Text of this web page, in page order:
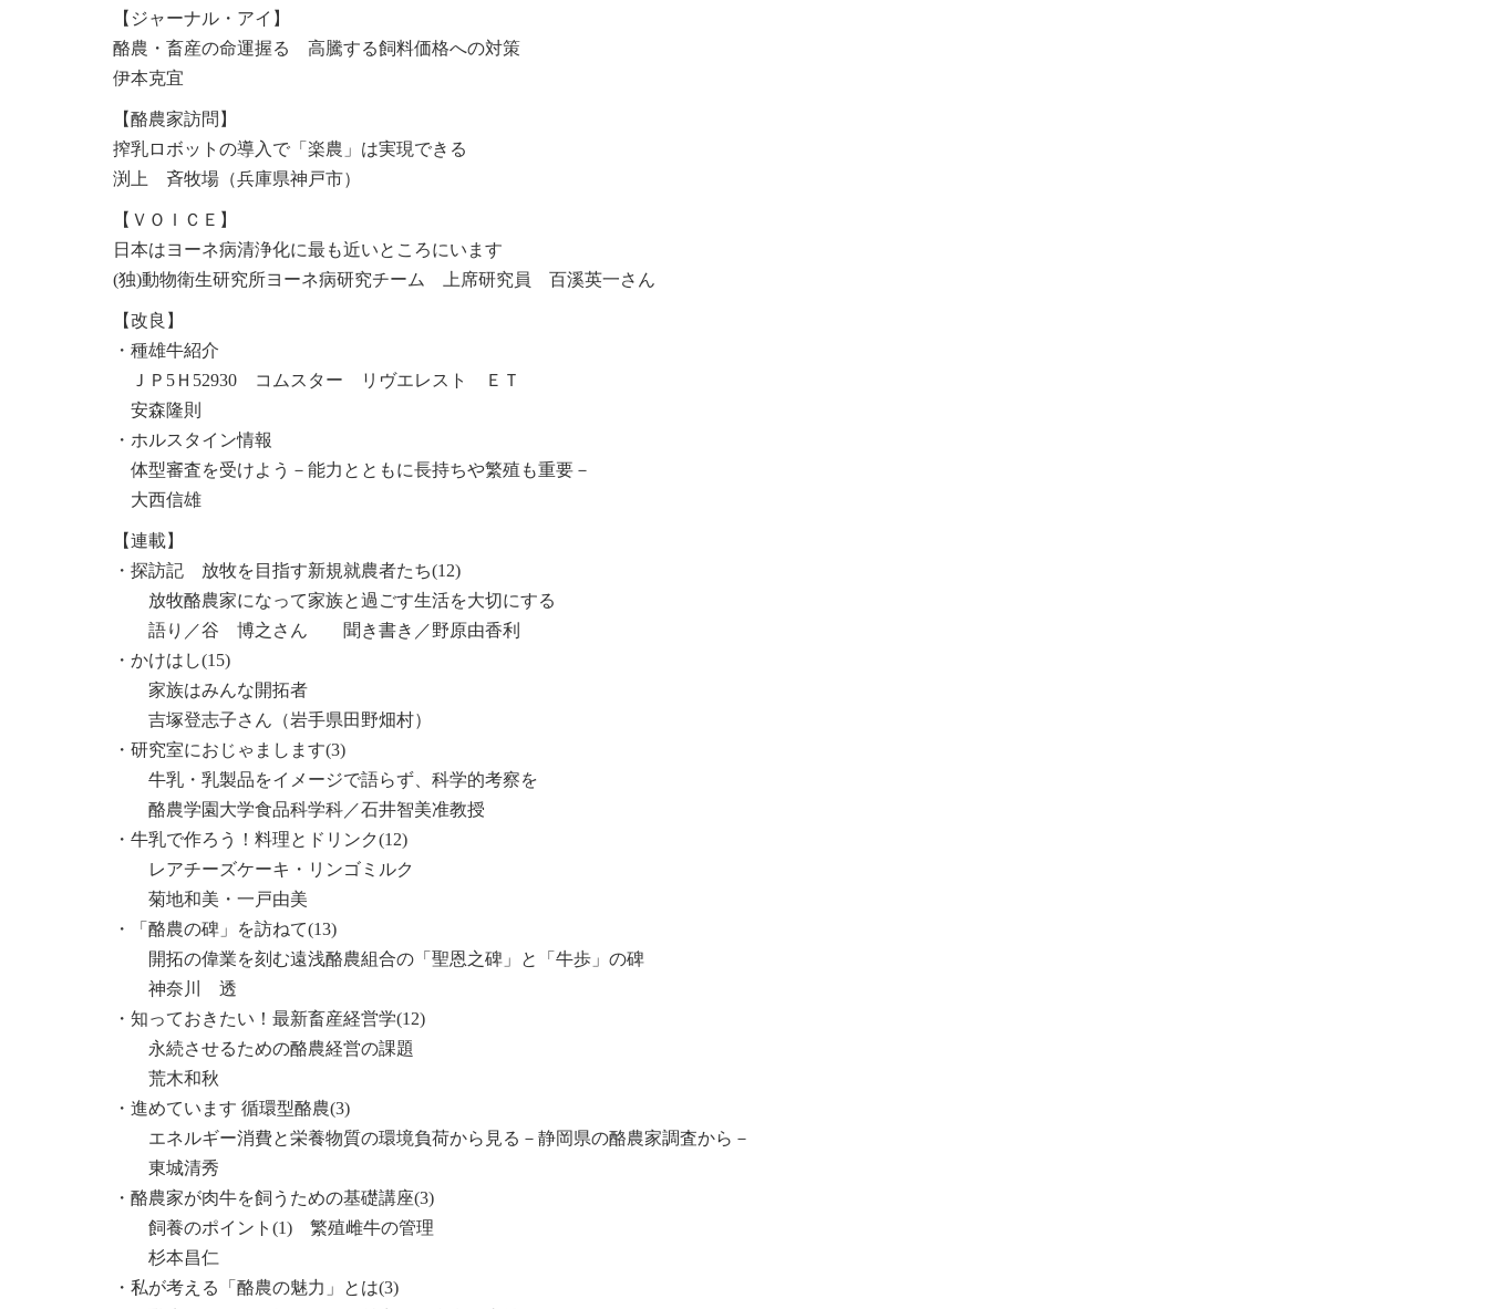
【ジャーナル・アイ】
酪農・畜産の命運握る 高騰する飼料価格への対策
伊本克宜
【酪農家訪問】
搾乳ロボットの導入で「楽農」は実現できる
渕上 斉牧場（兵庫県神戸市）
【ＶＯＩＣＥ】
日本はヨーネ病清浄化に最も近いところにいます
(独)動物衛生研究所ヨーネ病研究チーム 上席研究員 百溪英一さん
【改良】
・種雄牛紹介
ＪＰ5Ｈ52930 コムスター リヴエレスト ＥＴ
安森隆則
・ホルスタイン情報
体型審査を受けよう－能力とともに長持ちや繁殖も重要－
大西信雄
【連載】
・探訪記 放牧を目指す新規就農者たち(12)
放牧酪農家になって家族と過ごす生活を大切にする
語り／谷 博之さん 聞き書き／野原由香利
・かけはし(15)
家族はみんな開拓者
吉塚登志子さん（岩手県田野畑村）
・研究室におじゃまします(3)
牛乳・乳製品をイメージで語らず、科学的考察を
酪農学園大学食品科学科／石井智美准教授
・牛乳で作ろう！料理とドリンク(12)
レアチーズケーキ・リンゴミルク
菊地和美・一戸由美
・「酪農の碑」を訪ねて(13)
開拓の偉業を刻む遠浅酪農組合の「聖恩之碑」と「牛歩」の碑
神奈川 透
・知っておきたい！最新畜産経営学(12)
永続させるための酪農経営の課題
荒木和秋
・進めています 循環型酪農(3)
エネルギー消費と栄養物質の環境負荷から見る－静岡県の酪農家調査から－
東城清秀
・酪農家が肉牛を飼うための基礎講座(3)
飼養のポイント(1) 繁殖雌牛の管理
杉本昌仁
・私が考える「酪農の魅力」とは(3)